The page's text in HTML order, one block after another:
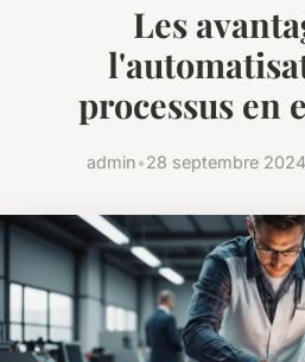
Les
processus en
admin•28 septembre 2024